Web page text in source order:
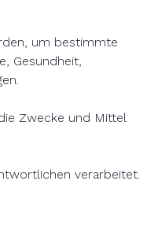
um bestimmte
Gesundheit,
Zwecke und Mittel
verarbeitet.